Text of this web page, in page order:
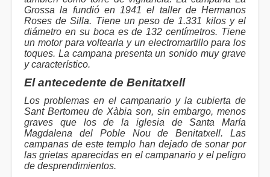
Grossa la fundió en 1941 el taller de Hermanos
Roses de Silla. Tiene un peso de 1.331 kilos y el
diámetro en su boca es de 132 centímetros. Tiene
un motor para voltearla y un electromartillo para los
toques. La campana presenta un sonido muy grave
y característico.
El antecedente de Benitatxell
Los problemas en el campanario y la cubierta de
Sant Bertomeu de Xàbia son, sin embargo, menos
graves que los de la iglesia de Santa María
Magdalena del Poble Nou de Benitatxell. Las
campanas de este templo han dejado de sonar por
las grietas aparecidas en el campanario y el peligro
de desprendimientos.